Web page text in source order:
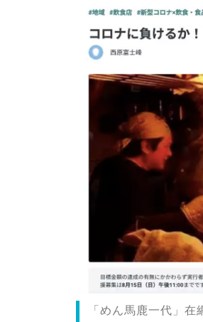
「めん馬鹿一代」